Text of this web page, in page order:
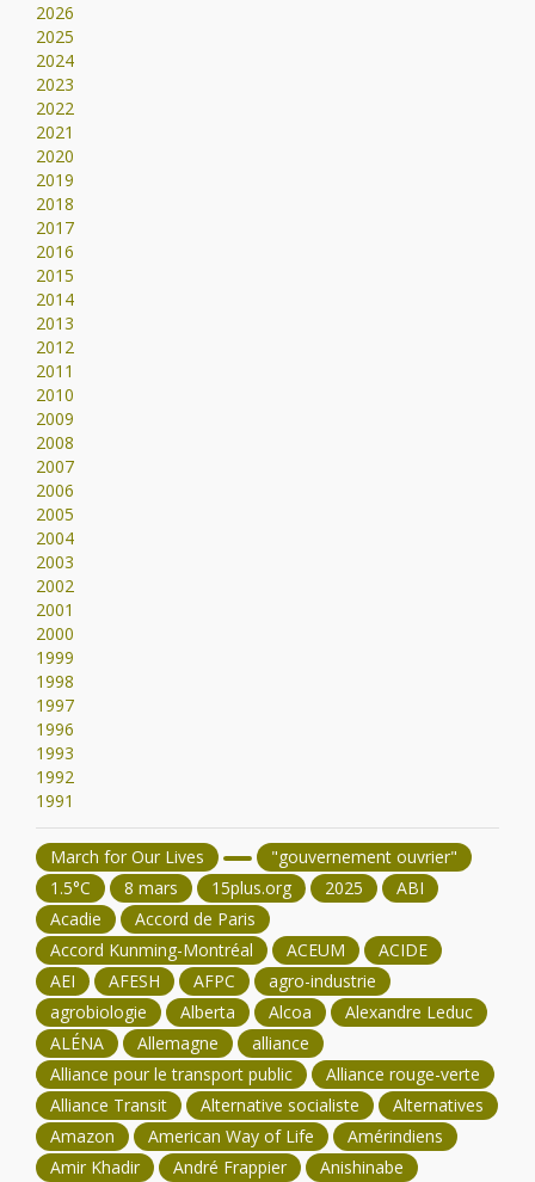
2026
2025
2024
2023
2022
2021
2020
2019
2018
2017
2016
2015
2014
2013
2012
2011
2010
2009
2008
2007
2006
2005
2004
2003
2002
2001
2000
1999
1998
1997
1996
1993
1992
1991
March for Our Lives
"gouvernement ouvrier"
1.5°C
8 mars 15plus.org 2025
ABI
Acadie
Accord de Paris
Accord Kunming-Montréal
ACEUM
ACIDE
AEI
AFESH AFPC
agro-industrie
agrobiologie
Alberta Alcoa
Alexandre Leduc
ALÉNA
Allemagne
alliance
Alliance pour le transport public
Alliance rouge-verte
Alliance Transit
Alternative socialiste
Alternatives
Amazon
American Way of Life
Amérindiens
Amir Khadir
André Frappier Anishinabe